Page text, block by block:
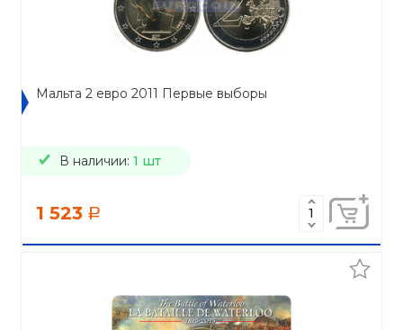
Мальта 2 евро 2011 Первые выборы
В наличии: 1 шт
1 523 a